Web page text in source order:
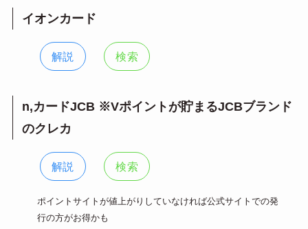
イオンカード
解説 検索
n,カードJCB ※Vポイントが貯まるJCBブランド
のクレカ
解説 検索
ポイントサイトが値上がりしていなければ公式サイトでの発
行の方がお得かも